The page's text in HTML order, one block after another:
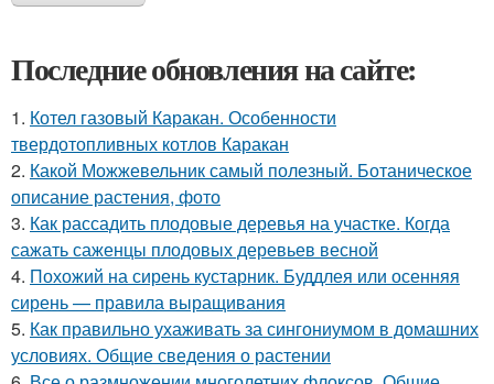
Последние обновления на сайте:
1. Котел газовый Каракан. Особенности
твердотопливных котлов Каракан
2. Какой Можжевельник самый полезный. Ботаническое
описание растения, фото
3. Как рассадить плодовые деревья на участке. Когда
сажать саженцы плодовых деревьев весной
4. Похожий на сирень кустарник. Буддлея или осенняя
сирень — правила выращивания
5. Как правильно ухаживать за сингониумом в домашних
условиях. Общие сведения о растении